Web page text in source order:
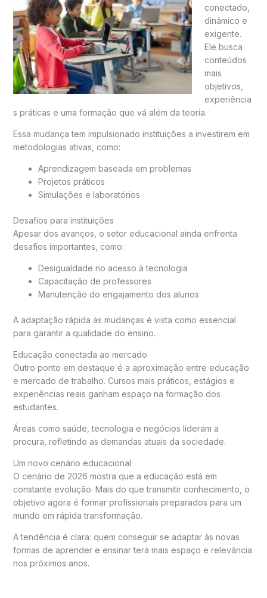
conectado,
dinâmico e
exigente.
Ele busca
conteúdos
mais
objetivos,
experiência
s práticas e uma formação que vá além da teoria.
Essa mudança tem impulsionado instituições a investirem em
metodologias ativas, como:
Aprendizagem baseada em problemas
Projetos práticos
Simulações e laboratórios
Desafios para instituições
Apesar dos avanços, o setor educacional ainda enfrenta
desafios importantes, como:
Desigualdade no acesso à tecnologia
Capacitação de professores
Manutenção do engajamento dos alunos
A adaptação rápida às mudanças é vista como essencial
para garantir a qualidade do ensino.
Educação conectada ao mercado
Outro ponto em destaque é a aproximação entre educação
e mercado de trabalho. Cursos mais práticos, estágios e
experiências reais ganham espaço na formação dos
estudantes.
Áreas como saúde, tecnologia e negócios lideram a
procura, refletindo as demandas atuais da sociedade.
Um novo cenário educacional
O cenário de 2026 mostra que a educação está em
constante evolução. Mais do que transmitir conhecimento, o
objetivo agora é formar profissionais preparados para um
mundo em rápida transformação.
A tendência é clara: quem conseguir se adaptar às novas
formas de aprender e ensinar terá mais espaço e relevância
nos próximos anos.